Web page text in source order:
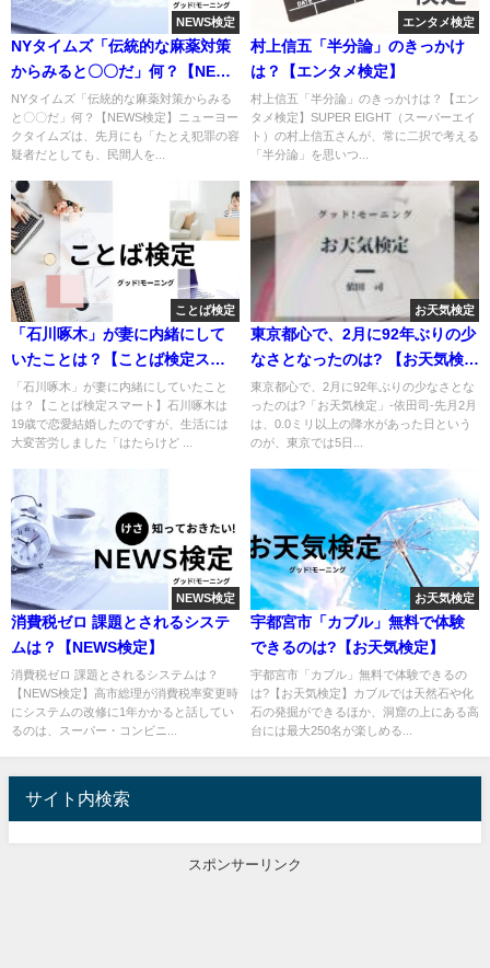
NEWS検定
NYタイムズ「伝統的な麻薬対策
からみると〇〇だ」何？【NEWS
検定】
NYタイムズ「伝統的な麻薬対策からみる
と〇〇だ」何？【NEWS検定】ニューヨー
クタイムズは、先月にも「たとえ犯罪の容
疑者だとしても、民間人を...
エンタメ検定
村上信五「半分論」のきっかけ
は？【エンタメ検定】
村上信五「半分論」のきっかけは？【エン
タメ検定】SUPER EIGHT（スーパーエイ
ト）の村上信五さんが、常に二択で考える
「半分論」を思いつ...
ことば検定
「石川啄木」が妻に内緒にして
いたことは？【ことば検定スマ
ート】
「石川啄木」が妻に内緒にしていたこと
は？【ことば検定スマート】石川啄木は
19歳で恋愛結婚したのですが、生活には
大変苦労しました「はたらけど ...
お天気検定
東京都心で、2月に92年ぶりの少
なさとなったのは? 【お天気検
定】
東京都心で、2月に92年ぶりの少なさとな
ったのは?「お天気検定」-依田司-先月2月
は、0.0ミリ以上の降水があった日という
のが、東京では5日...
NEWS検定
消費税ゼロ 課題とされるシステ
ムは？【NEWS検定】
消費税ゼロ 課題とされるシステムは？
【NEWS検定】高市総理が消費税率変更時
にシステムの改修に1年かかると話してい
るのは、スーパー・コンビニ...
お天気検定
宇都宮市「カブル」無料で体験
できるのは?【お天気検定】
宇都宮市「カブル」無料で体験できるの
は?【お天気検定】カブルでは天然石や化
石の発掘ができるほか、洞窟の上にある高
台には最大250名が楽しめる...
サイト内検索
スポンサーリンク